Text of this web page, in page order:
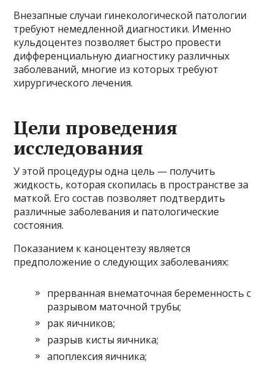
Внезапные случаи гинекологической патологии
требуют немедленной диагностики. Именно
кульдоцентез позволяет быстро провести
дифференциальную диагностику различных
заболеваний, многие из которых требуют
хирургического лечения.
Цели проведения
исследования
У этой процедуры одна цель — получить
жидкость, которая скопилась в пространстве за
маткой. Его состав позволяет подтвердить
различные заболевания и патологические
состояния.
Показанием к каноцентезу является
предположение о следующих заболеваниях:
прерванная внематочная беременность с
разрывом маточной трубы;
рак яичников;
разрыв кисты яичника;
апоплексия яичника;